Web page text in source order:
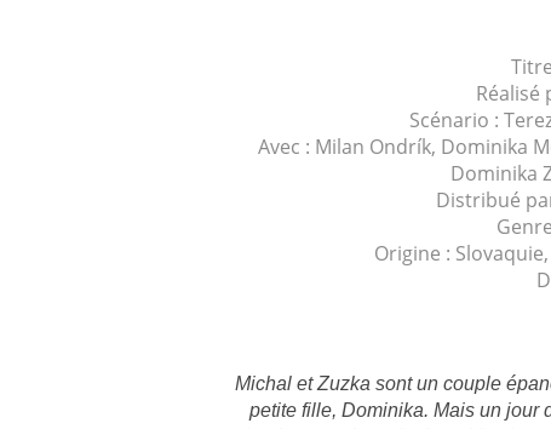
Réalisé
Scénario :
Avec : Milan Ondrík, Dominika
Dominika
Distribué
Origine :
Michal et Zuzka sont un couple
petite fille, Dominika. Mais un jour